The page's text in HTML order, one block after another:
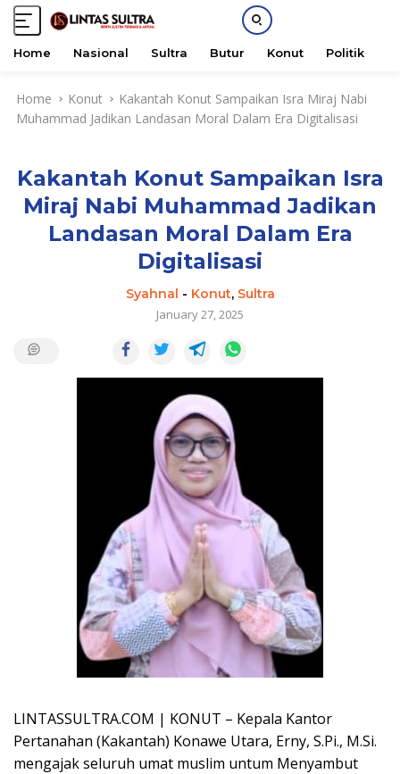
Home Nasional Sultra Butur Konut Politik
Home Konut
Kakantah Konut Sampaikan Isra Miraj Nabi
Muhammad Jadikan Landasan Moral Dalam Era Digitalisasi
Kakantah Konut Sampaikan Isra
Miraj Nabi Muhammad Jadikan
Landasan Moral Dalam Era
Digitalisasi
Syahnal - Konut, Sultra
January 27, 2025
LINTASSULTRA.COM | KONUT – Kepala Kantor
Pertanahan (Kakantah) Konawe Utara, Erny, S.Pi., M.Si.
mengajak seluruh umat muslim untum Menyambut